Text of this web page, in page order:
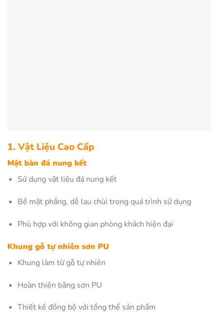
1. Vật Liệu Cao Cấp
Mặt bàn đá nung kết
Sử dụng vật liệu đá nung kết
Bề mặt phẳng, dễ lau chùi trong quá trình sử dụng
Phù hợp với không gian phòng khách hiện đại
Khung gỗ tự nhiên sơn PU
Khung làm từ gỗ tự nhiên
Hoàn thiện bằng sơn PU
Thiết kế đồng bộ với tổng thể sản phẩm